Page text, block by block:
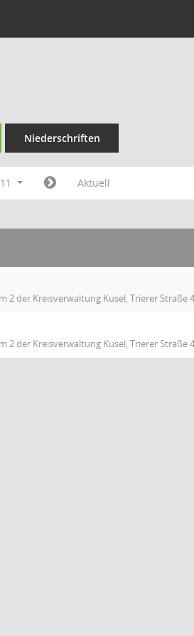
Niederschriften
Aktuell
2 der Kreisverwaltung Kusel, Trierer Straße
2 der Kreisverwaltung Kusel, Trierer Straße